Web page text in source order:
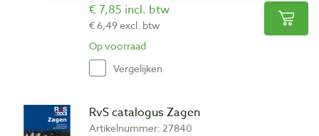
€ 7,85 incl. btw
€ 6,49 excl. btw
Op voorraad
Vergelijken
RvS catalogus Zagen
Artikelnummer: 27840